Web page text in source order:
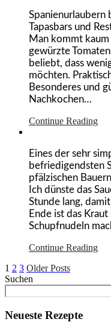
Spanienurlaubern
Tapasbars und
Man kommt
gewürzte
beliebt, dass
möchten.
Besonderes und
Nachkochen…
Continue Reading
Eines der sehr
befriedigendsten
pfälzischen
Ich dünste das
Stunde lang,
Ende ist das
Schupfnudeln
Continue Reading
1 2 3 Older Posts
Suchen
Neueste Rezepte